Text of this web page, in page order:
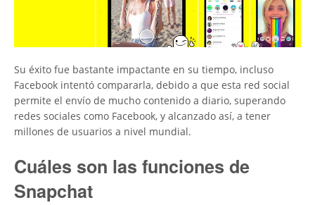
Su éxito fue bastante impactante en su tiempo, incluso
Facebook intentó compararla, debido a que esta red social
permite el envío de mucho contenido a diario, superando
redes sociales como Facebook, y alcanzado así, a tener
millones de usuarios a nivel mundial.
Cuáles son las funciones de
Snapchat